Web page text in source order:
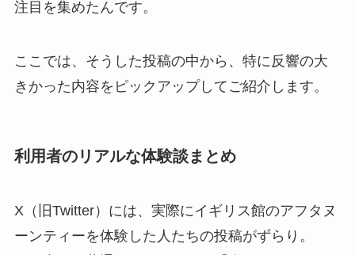
注目を集めたんです。
ここでは、そうした投稿の中から、特に反響の大
きかった内容をピックアップしてご紹介します。
利用者のリアルな体験談まとめ
X（旧Twitter）には、実際にイギリス館のアフタヌ
ーンティーを体験した人たちの投稿がずらり。